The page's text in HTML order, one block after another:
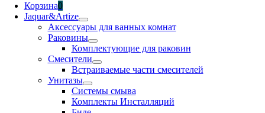
Корзина0
Jaquar&Artize
Аксессуары для ванных комнат
Раковины
Комплектующие для раковин
Смесители
Встраиваемые части смесителей
Унитазы
Системы смыва
Комплекты Инсталляций